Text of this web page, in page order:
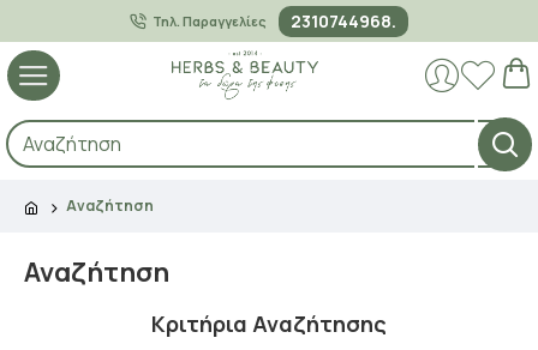
Τηλ. Παραγγελίες 2310744968.
Αναζήτηση
Αναζήτηση
Κριτήρια Αναζήτησης